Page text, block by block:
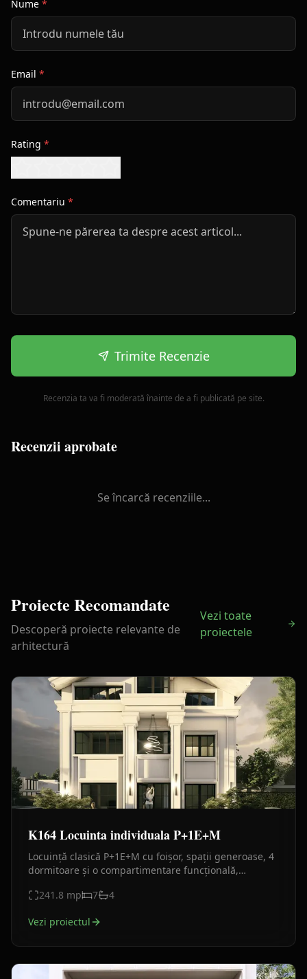
Nume *
Email *
Rating *
Comentariu *
Trimite Recenzie
Recenzia ta va fi moderată înainte de a fi publicată pe site.
Recenzii aprobate
Se încarcă recenziile...
Proiecte Recomandate
Descoperă proiecte relevante de
arhitectură
Vezi toate
proiectele
K164 Locuinta individuala P+1E+M
Locuință clasică P+1E+M cu foișor, spații generoase, 4
dormitoare și o compartimentare funcțională,
241.8 mp 7 4
Vezi proiectul